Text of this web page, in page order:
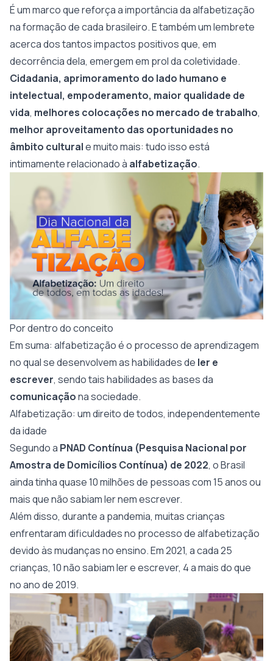
É um marco que reforça a importância da alfabetização
na formação de cada brasileiro. E também um lembrete
acerca dos tantos impactos positivos que, em
decorrência dela, emergem em prol da coletividade.
Cidadania, aprimoramento do lado humano e
intelectual, empoderamento, maior qualidade de
vida, melhores colocações no mercado de trabalho,
melhor aproveitamento das oportunidades no
âmbito culturale muito mais: tudo isso está
intimamente relacionado à alfabetização.
Por dentro do conceito
Em suma: alfabetização é o processo de aprendizagem
no qual se desenvolvem as habilidades de ler e
escrever, sendo tais habilidades as bases da
comunicaçãona sociedade.
Alfabetização: um direito de todos, independentemente
da idade
Segundo a PNAD Contínua (Pesquisa Nacional por
Amostra de Domicílios Contínua) de 2022, o Brasil
ainda tinha quase 10 milhões de pessoas com 15 anos ou
mais que não sabiam ler nem escrever.
Além disso, durante a pandemia, muitas crianças
enfrentaram dificuldades no processo de alfabetização
devido às mudanças no ensino. Em 2021, a cada 25
crianças, 10 não sabiam ler e escrever, 4 a mais do que
no ano de 2019.